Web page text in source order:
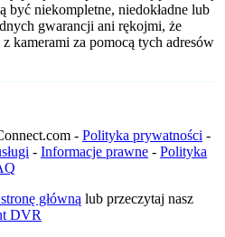
być niekompletne, niedokładne lub
gwarancji ani rękojmi, że
kamerami za pomocą tych adresów
- Polityka prywatności -
- Informacje prawne - Polityka
główną lub przeczytaj nasz
DVR